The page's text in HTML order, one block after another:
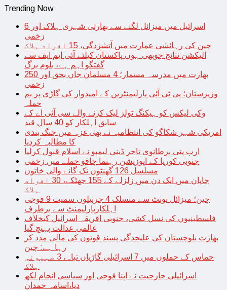
Trending Now
اسرائیل میں میزائل لگنے سے بھارتی شہری ہلاک اور 6
زخمی
چین کی رہائشی عمارت میں آتشزدگی، 15 افراد ہلاک
الیکشن نتائج جوبھی ہوں پاکستان کیلئے آئی ایم ایف سے
گفتگو اہم ہے، بلوم برگ
بھارت میں مدرسہ مسمار؛ 4 مسلمان جاں بحق اور 250
زخمی
وزیرستان؛ پی ٹی آئی پارلیمنٹرین کے امیدوار کی گاڑی پر بم
حملہ
وکی لیکس کو ہیکنگ ٹولز لیک کرنے والے سی آئی اے کے
سابق اہلکار کو 40 سال قید
امریکی شہر شکاگو کی انتظامیہ نے بھی غزہ میں جنگ بندی
کا مطالبہ کردیا
ارب پتی برطانوی تاجر ڈینی لیمبو نے اسلام قبول کرلیا
جنوبی کوریا کے اپوزیشن رہنما چاقو حملے میں زخمی
مسلسل 126 گھنٹوں تک گانے والی خاتون
جاپان میں ایک دن میں زلزلے کے 155 جھٹکے، 30 افراد
ہلاک
چین؛ میزائل یونٹ سے منسلک 4 جرنیلوں سمیت 9 فوجی
اہلکارپارلیمنٹ سے برطرف
فلسطینیوں کی نسل کشی، جنوبی افریقہ اسرائیل کیخلاف
عالمی عدالت پہنچ گیا
بھارت بلوچستان کی علیحدگی پسند قوتوں کی مالی مدد کر
رہا ہے: چین
حماس کے حملوں میں 7 اسرائیلی گاڑیاں تباہ، 3 صہیونی
ہلاک
اسرائیلی جارحیت نے اپنا فوجی اور سیاسی انجام لکھ
دیا،اسامہ حمدان